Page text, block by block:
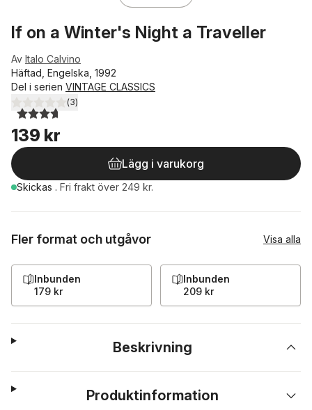
If on a Winter's Night a Traveller
Av Italo Calvino
Häftad, Engelska, 1992
Del i serien VINTAGE CLASSICS
3,7utav 5 stjärnor. Totalt antal röster:
(3)
139 kr
Lägg i varukorg
Skickas . Fri frakt över 249 kr.
Fler format och utgåvor Visa alla
Inbunden
179 kr
Inbunden
209 kr
Beskrivning
Produktinformation